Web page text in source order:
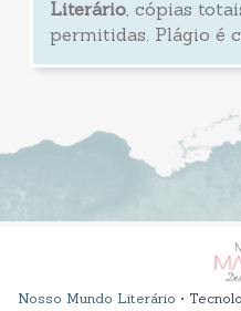
Literário, cópias
permitidas. Plágio é
Nosso Mundo Literário •